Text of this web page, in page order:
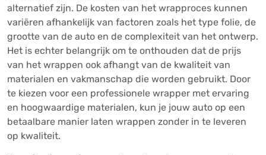
alternatief zijn. De kosten van het wrapproces kunnen
variëren afhankelijk van factoren zoals het type folie, de
grootte van de auto en de complexiteit van het ontwerp.
Het is echter belangrijk om te onthouden dat de prijs
van het wrappen ook afhangt van de kwaliteit van
materialen en vakmanschap die worden gebruikt. Door
te kiezen voor een professionele wrapper met ervaring
en hoogwaardige materialen, kun je jouw auto op een
betaalbare manier laten wrappen zonder in te leveren
op kwaliteit.